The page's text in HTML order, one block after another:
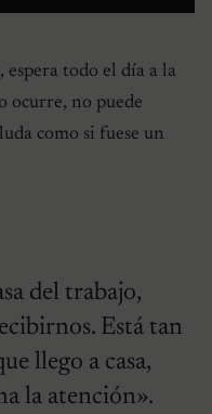
espera todo el día a la
ocurre, no puede
como si fuese un
del trabajo,
Está tan
llego a casa,
la atención».